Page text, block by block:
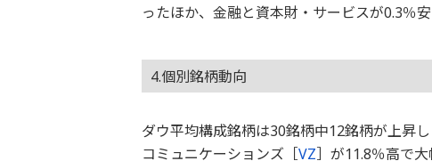
ったほか、金融と資本財・サービスが0.3％安
4.個別銘柄動向
ダウ平均構成銘柄は30銘柄中12銘柄が上昇
コミュニケーションズ［VZ］が11.8％高で